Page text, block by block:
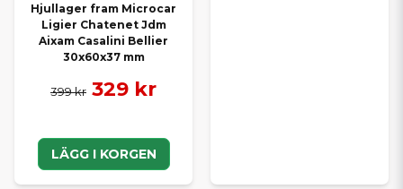
Hjullager fram Microcar
Ligier Chatenet Jdm
Aixam Casalini Bellier
30x60x37 mm
399 kr 329 kr
LÄGG I KORGEN